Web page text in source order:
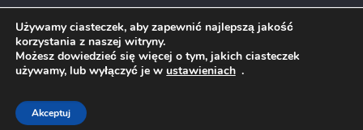
© 2022 Geobud Zakład Usług Geodezyjno-Kartograficznych Jan
Używamy ciasteczek, aby zapewnić najlepszą jakość
korzystania z naszej witryny.
Możesz dowiedzieć się więcej o tym, jakich ciasteczek
używamy, lub wyłączyć je w ustawieniach .
Akceptuj